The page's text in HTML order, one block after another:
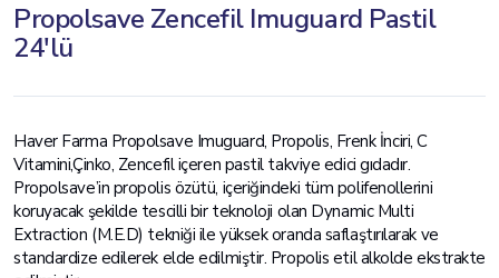
Propolsave Zencefil Imuguard Pastil
24'lü
Haver Farma Propolsave Imuguard, Propolis, Frenk İnciri, C
Vitamini,Çinko, Zencefil içeren pastil takviye edici gıdadır.
Propolsave’in propolis özütü, içeriğindeki tüm polifenollerini
koruyacak şekilde tescilli bir teknoloji olan Dynamic Multi
Extraction (M.E.D) tekniği ile yüksek oranda saflaştırılarak ve
standardize edilerek elde edilmiştir. Propolis etil alkolde ekstrakte